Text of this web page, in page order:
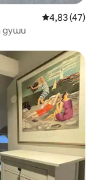
Средна
4,83 (47)
души